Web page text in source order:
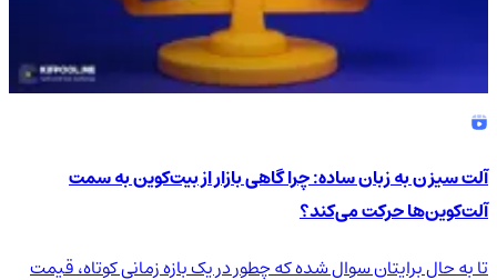
آلت سیزن به زبان ساده: چرا گاهی بازار از بیت‌کوین به سمت
آلت‌کوین‌ها حرکت می‌کند؟
تا به حال برایتان سوال شده که چطور در یک بازه زمانی کوتاه، قیمت